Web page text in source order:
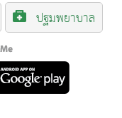
ปฐมพยาบาล